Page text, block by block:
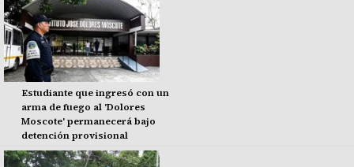
Estudiante que ingresó con un
arma de fuego al 'Dolores
Moscote' permanecerá bajo
detención provisional